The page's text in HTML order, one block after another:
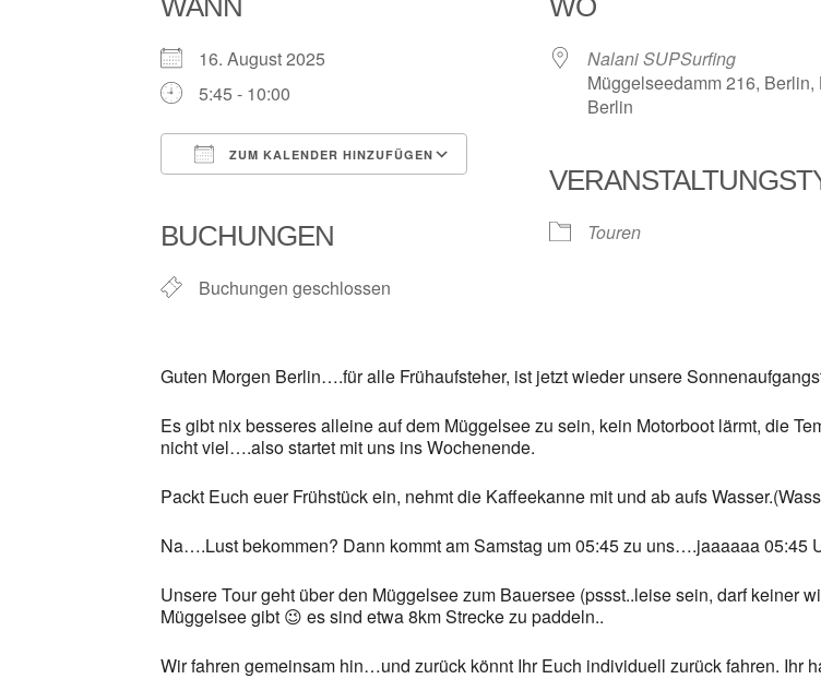
WANN
16. August 2025
5:45 - 10:00
ZUM KALENDER HINZUFÜGEN
Google Kalender
BUCHUNGEN
Buchungen geschlossen
WO
Nalani SUPSurfing
Müggelseedamm 216, Berlin,
Berlin
Touren
Guten Morgen Berlin….für alle Frühaufsteher, ist jetzt wieder unsere
Es gibt nix besseres alleine auf dem Müggelsee zu sein, kein Motorboot lärmt, die
nicht viel….also startet mit uns ins Wochenende.
Packt Euch euer Frühstück ein, nehmt die Kaffeekanne mit und ab aufs
Na….Lust bekommen? Dann kommt am Samstag um 05:45 zu uns….jaaaaaa 05:45
Unsere Tour geht über den Müggelsee zum Bauersee (pssst..leise sein, darf keiner
Müggelsee gibt 😉 es sind etwa 8km Strecke zu paddeln..
Wir fahren gemeinsam hin…und zurück könnt Ihr Euch individuell zurück fahren. Ihr